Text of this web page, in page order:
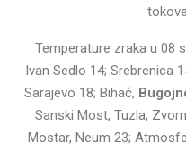
Temperature zraka u 08
Ivan Sedlo 14; Srebrenica
Sarajevo 18; Bihać,
Sanski Most, Tuzla,
Mostar, Neum 23;